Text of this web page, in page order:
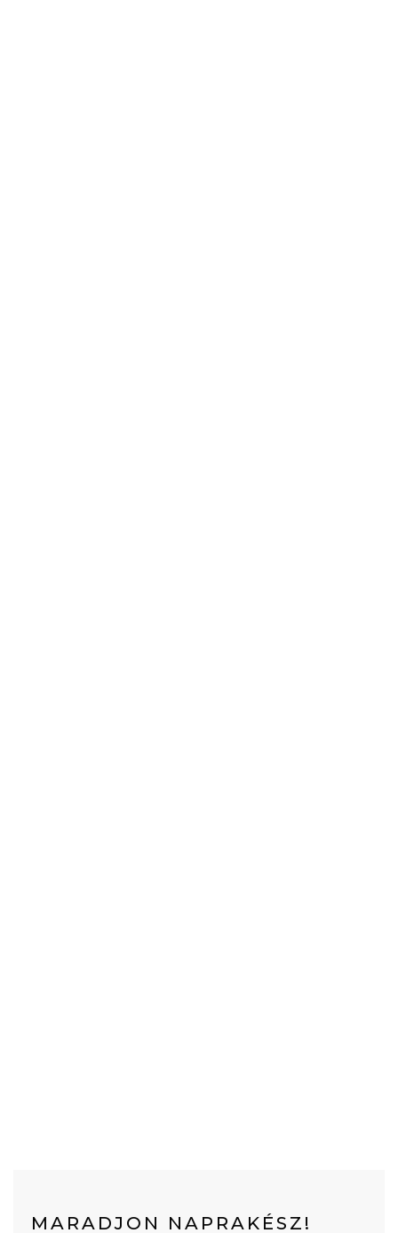
MARADJON NAPRAKÉSZ!